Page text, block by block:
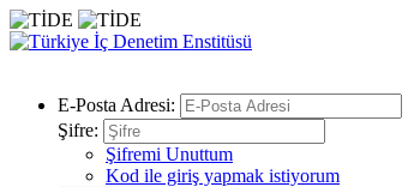
E-Posta Adresi:
Şifre:
Şifremi Unuttum
Kod ile giriş yapmak istiyorum